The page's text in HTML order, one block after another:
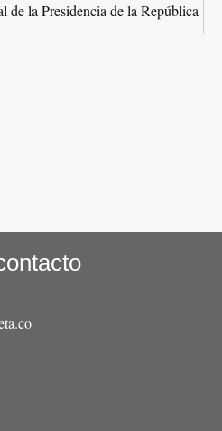
de la Presidencia de la República